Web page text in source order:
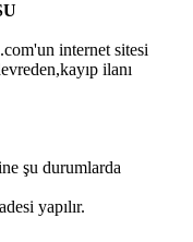
internet sitesi
ilanı
şu durumlarda
yapılır.